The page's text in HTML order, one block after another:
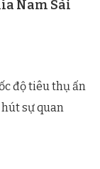
Nam Sài
độ tiêu thụ ấn
sự quan